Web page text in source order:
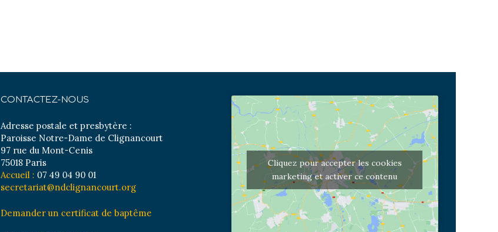
CONTACTEZ-NOUS
Adresse postale et presbytère :
Paroisse Notre-Dame de Clignancourt
97 rue du Mont-Cenis
75018 Paris
Accueil : 07 49 04 90 01
secretariat@ndclignancourt.org
Demander un certificat de baptême
Cliquez pour accepter les cookies
marketing et activer ce contenu